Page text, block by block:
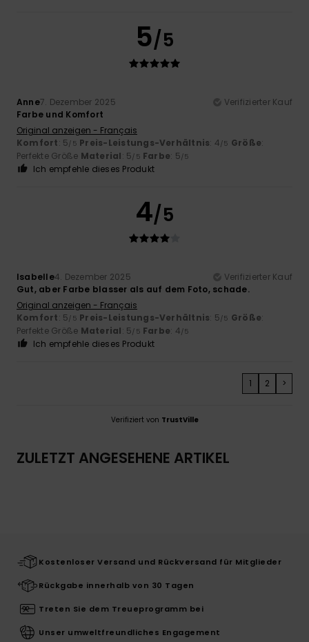
5/5
Anne7. Dezember 2025
Verifizierter Kauf
Farbe und Komfort
Original anzeigen - Français
Komfort: 5/5 Preis-Leistungs-Verhältnis: 4/5 Größe:
Perfekte Größe Material: 5/5 Farbe: 5/5
Ich empfehle dieses Produkt
4/5
Isabelle4. Dezember 2025
Verifizierter Kauf
Gut, aber Farbe blasser als auf dem Foto, schade.
Original anzeigen - Français
Komfort: 5/5 Preis-Leistungs-Verhältnis: 5/5 Größe:
Perfekte Größe Material: 5/5 Farbe: 4/5
Ich empfehle dieses Produkt
1 2 >
Verifiziert von TrustVille
ZULETZT ANGESEHENE ARTIKEL
Kostenloser Versand und Rückversand für Mitglieder
Rückgabe innerhalb von 30 Tagen
Treten Sie dem Treueprogramm bei
Unser umweltfreundliches Engagement